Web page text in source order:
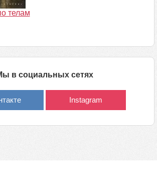
телам
в социальных сетях
Instagram